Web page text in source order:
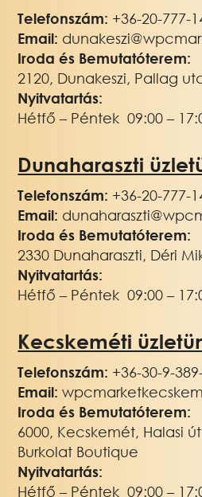
Telefonszám: +36-20-777-
Email:
Iroda és Bemutatóterem:
2120, Dunakeszi, Pallag
Nyitvatartás:
Hétfő – Péntek 09:00 –
Dunaharaszti
Telefonszám: +36-20-777-
Email:
Iroda és Bemutatóterem:
2330 Dunaharaszti, Déri
Nyitvatartás:
Hétfő – Péntek 09:00 –
Kecskeméti
Telefonszám: +36-30-9-
Email:
Iroda és Bemutatóterem:
6000, Kecskemét, Halasi
Burkolat Boutique
Nyitvatartás:
Hétfő – Péntek 09:00 –